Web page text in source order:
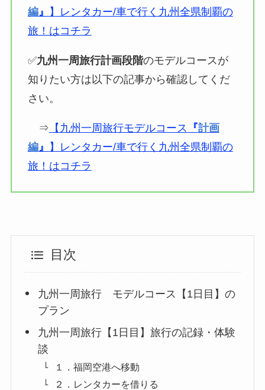
編』
】レンタカー/車で行く九州全県制覇の
旅！はコチラ
✅九州一周旅行計画段階のモデルコースが
知りたい方は以下の記事から確認してくだ
さい。
⇒ 【九州一周旅行モデルコース 『計画
編』
】レンタカー/車で行く九州全県制覇の
旅！はコチラ
目次
九州一周旅行 モデルコース【1日目】の
プラン
九州一周旅行【1日目】旅行の記録・体験
談
１．福岡空港へ移動
２．レンタカーを借りる